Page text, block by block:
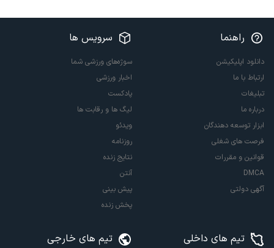
راهنما
دانلود اپلیکیشن
ارتباط با ما
تبلیغات
درباره ما
ابزار توسعه دهندگان
فرصت های شغلی
قوانین و مقررات
DMCA
آگهی دولتی
سرویس ها
سوژه‌های ورزشی شما
اخبار ورزشی
پادکست
لیگ ها و رقابت ها
ویدئو
روزنامه
نتایج زنده
آنتن
پیش بینی
پخش زنده
تیم های داخلی تیم های خارجی